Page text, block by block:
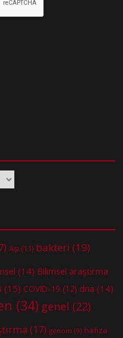
Aşı (11) bakteri (19)
(14) Bilimsel araştırma
(15) COVID-19 (12) dna (14)
(34) genel (22)
(17) genom (9) hafıza